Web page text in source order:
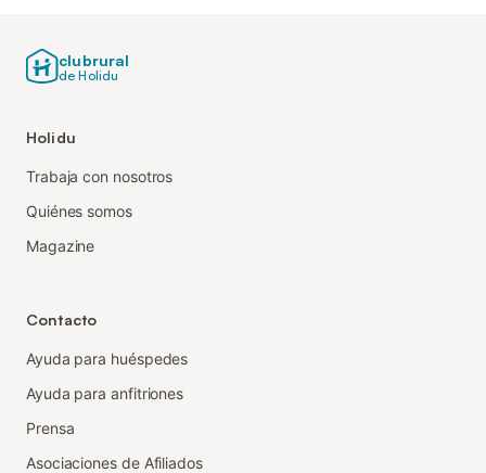
clubrural
de Holidu
Holidu
Trabaja con nosotros
Quiénes somos
Magazine
Contacto
Ayuda para huéspedes
Ayuda para anfitriones
Prensa
Asociaciones de Afiliados